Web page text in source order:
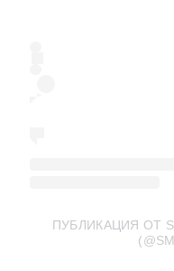
ПУБЛИКАЦИЯ ОТ